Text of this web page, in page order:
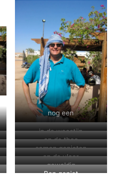
nog een
in de woestijn
op de thee
samen genieten
op de vloer
geweldig
Ben geniet